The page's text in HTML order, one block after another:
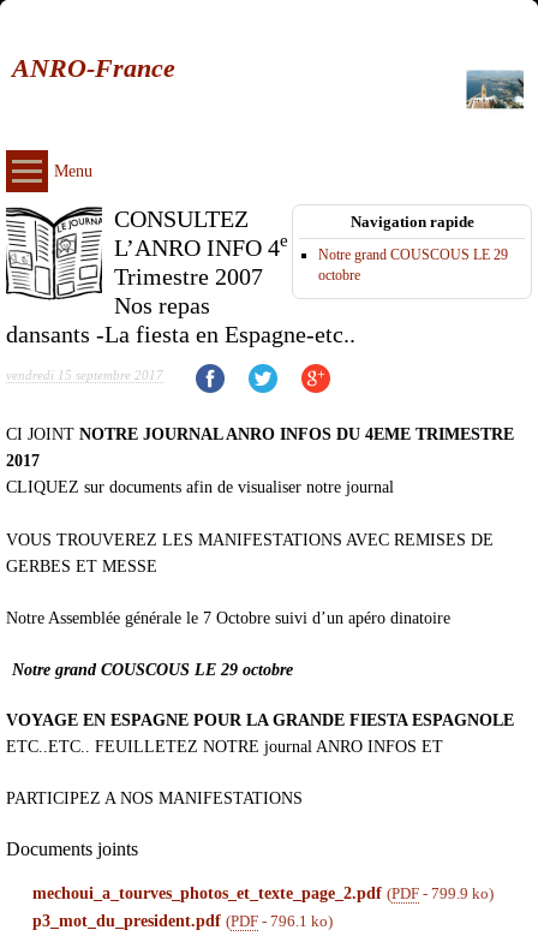
ANRO-France
Menu
Navigation rapide
Notre grand COUSCOUS LE 29
octobre
CONSULTEZ
L’ANRO INFO 4e
Trimestre 2007
Nos repas
dansants -La fiesta en Espagne-etc..
vendredi 15 septembre 2017
CI JOINT NOTRE JOURNAL ANRO INFOS DU 4EME TRIMESTRE
2017
CLIQUEZ sur documents afin de visualiser notre journal
VOUS TROUVEREZ LES MANIFESTATIONS AVEC REMISES DE
GERBES ET MESSE
Notre Assemblée générale le 7 Octobre suivi d’un apéro dinatoire
Notre grand COUSCOUS LE 29 octobre
VOYAGE EN ESPAGNE POUR LA GRANDE FIESTA ESPAGNOLE
ETC..ETC.. FEUILLETEZ NOTRE journal ANRO INFOS ET
PARTICIPEZ A NOS MANIFESTATIONS
Documents joints
mechoui_a_tourves_photos_et_texte_page_2.pdf (PDF- 799.9 ko)
p3_mot_du_president.pdf (PDF- 796.1 ko)